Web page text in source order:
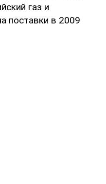
газ и
поставки в 2009